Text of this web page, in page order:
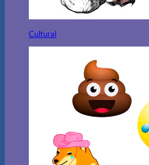
Cultural